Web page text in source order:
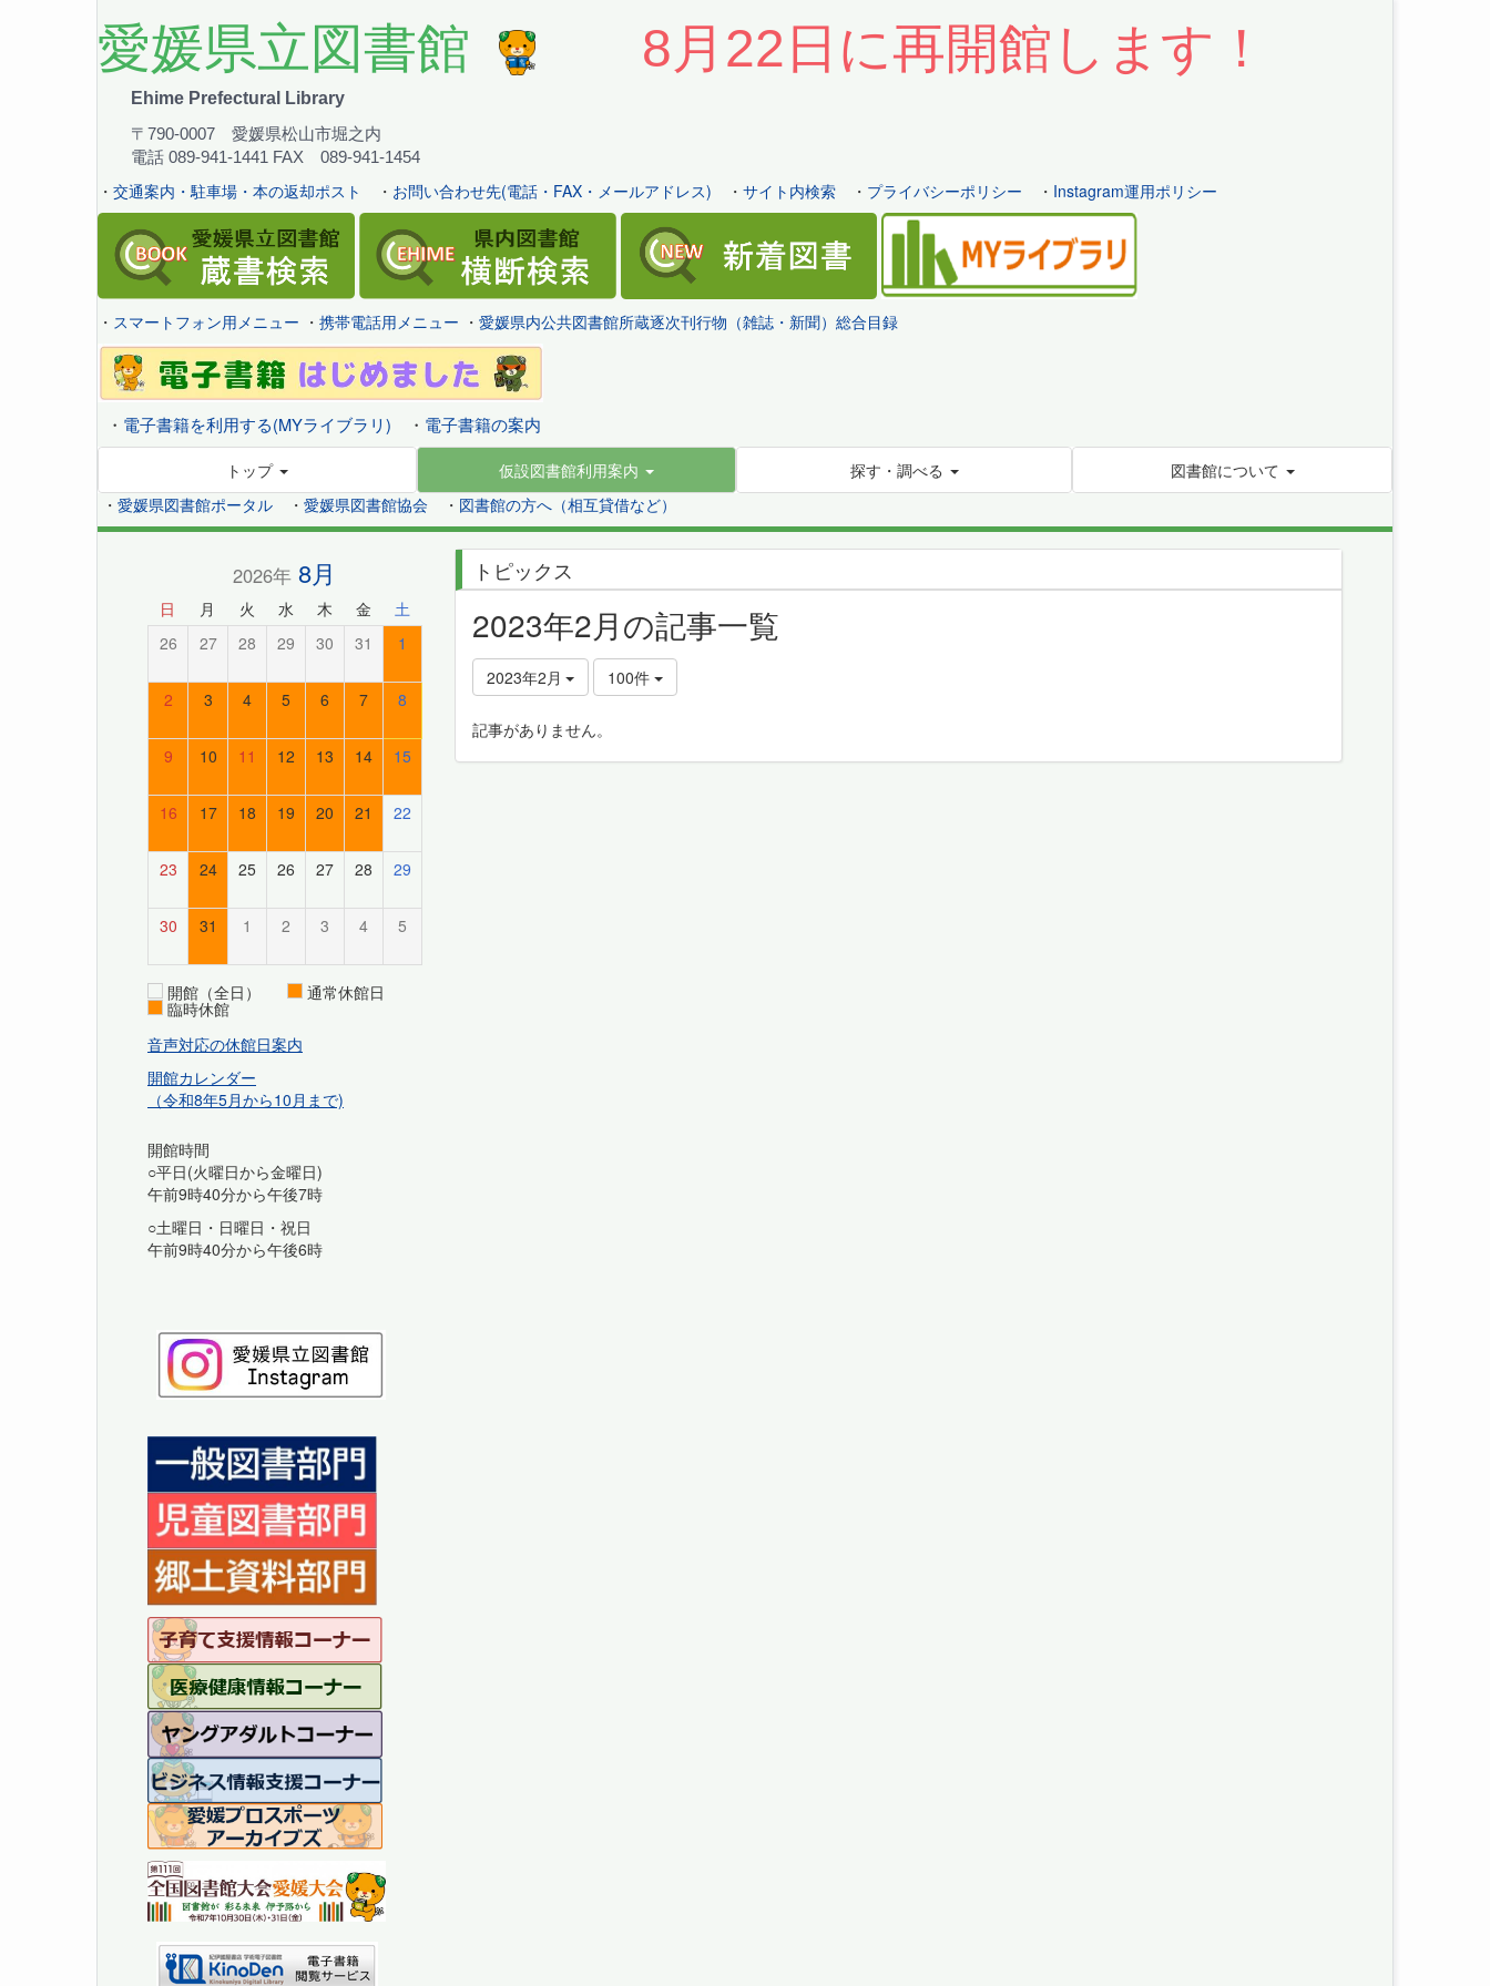
愛媛県立図書館 8月22日に再開館します！
Ehime Prefectural Library
〒790-0007 愛媛県松山市堀之内
電話 089-941-1441 FAX 089-941-1454
・ 交通案内・駐車場・本の返却ポスト ・ お問い合わせ先(電話・FAX・メールアドレス) ・ サイト内検索 ・ プライバシーポリシー ・ Instagram運用ポリシー
・ スマートフォン用メニュー ・ 携帯電話用メニュー ・ 愛媛県内公共図書館所蔵逐次刊行物（雑誌・新聞）総合目録
・ 電子書籍を利用する(MYライブラリ) ・ 電子書籍の案内
トップ 仮設図書館利用案内 探す・調べる
図書館について
・ 愛媛県図書館ポータル ・ 愛媛県図書館協会 ・ 図書館の方へ（相互貸借など）
トピックス
2023年2月の記事一覧
2023年2月 100件
記事がありません。
2026年 8月
日 月 火 水 木 金 土
26 27 28 29 30 31 1
2 3 4 5 6 7 8
9 10 11 12 13 14 15
16 17 18 19 20 21 22
23 24 25 26 27 28 29
30 31 1 2 3 4 5
開館（全日） 通常休館日
臨時休館
音声対応の休館日案内
開館カレンダー
（令和8年5月から10月まで)
開館時間
○平日(火曜日から金曜日)
午前9時40分から午後7時
○土曜日・日曜日・祝日
午前9時40分から午後6時